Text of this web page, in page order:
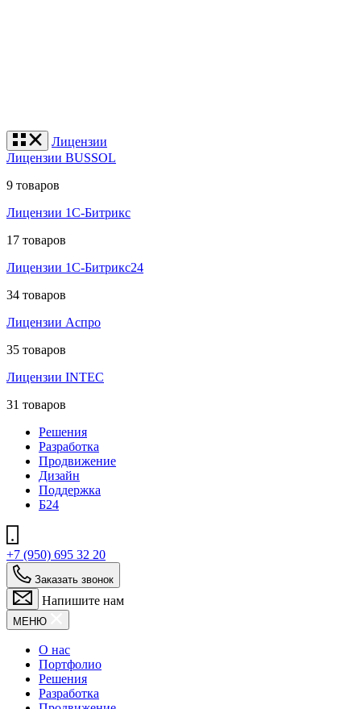
Лицензии
Лицензии BUSSOL
9 товаров
Лицензии 1С-Битрикс
17 товаров
Лицензии 1С-Битрикс24
34 товаров
Лицензии Аспро
35 товаров
Лицензии INTEC
31 товаров
Решения
Разработка
Продвижение
Дизайн
Поддержка
Б24
+7 (950) 695 32 20
Заказать звонок
Напишите нам
МЕНЮ
О нас
Портфолио
Решения
Разработка